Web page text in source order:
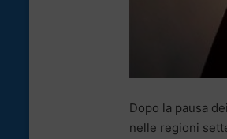
Dopo la pausa
nelle regioni